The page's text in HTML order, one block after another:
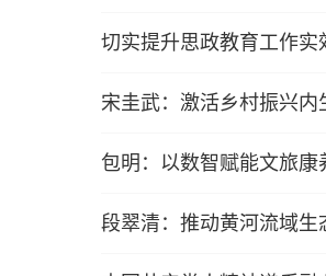
切实提升思政教育工作实
宋圭武：激活乡村振兴内
包明：以数智赋能文旅康
段翠清：推动黄河流域